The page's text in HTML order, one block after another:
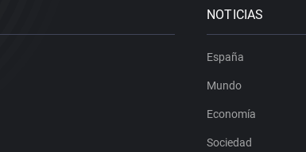
NOTICIAS
España
Mundo
Economía
Sociedad